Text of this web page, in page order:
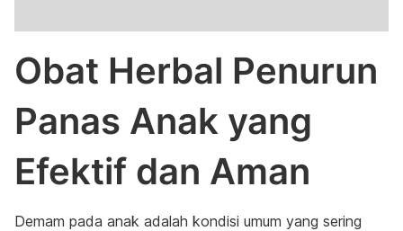
Obat Herbal Penurun
Panas Anak yang
Efektif dan Aman
Demam pada anak adalah kondisi umum yang sering